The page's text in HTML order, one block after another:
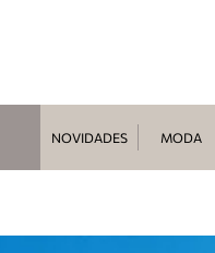
NOVIDADES MODA